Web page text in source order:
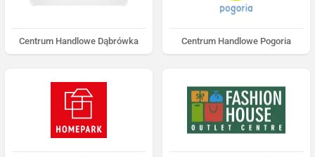
Centrum Handlowe Dąbrówka Centrum Handlowe Pogoria